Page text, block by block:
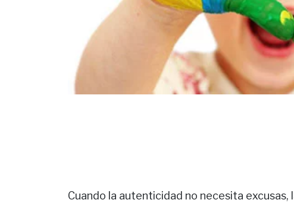
Cuando la autenticidad no necesita